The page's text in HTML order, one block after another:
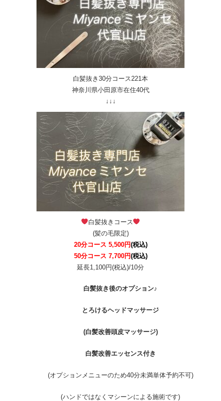
白髪抜き30分コース221本
神奈川県小田原市在住40代
↓↓↓
白髪抜きコース
(髪の毛限定)
20分コース 5,500円(税込)
50分コース 7,700円(税込)
延長1,100円(税込)/10分
白髪抜き後のオプション♪
とろけるヘッドマッサージ
(白髪改善頭皮マッサージ)
白髪改善エッセンス付き
(オプションメニューのため40分未満単体予約不可)
(ハンドではなくマシーンによる施術です)